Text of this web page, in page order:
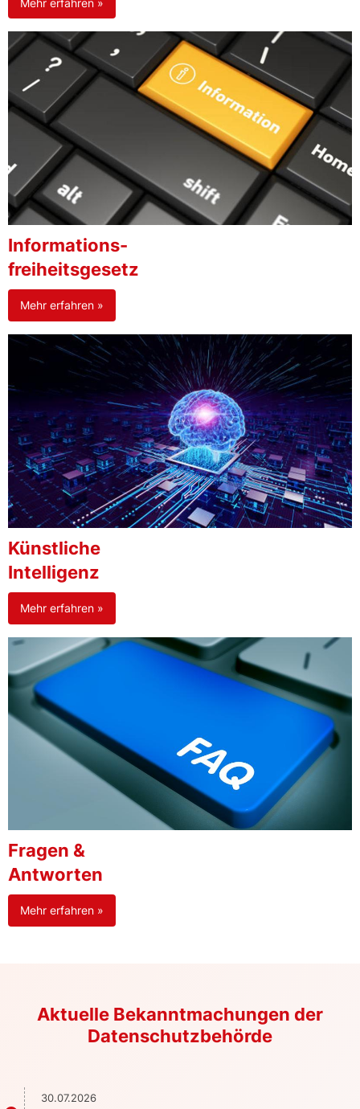
Informations-
freiheitsgesetz
Mehr erfahren »
Künstliche
Intelligenz
Mehr erfahren »
Fragen &
Antworten
Mehr erfahren »
Aktuelle Bekanntmachungen der
Datenschutzbehörde
30.07.2026